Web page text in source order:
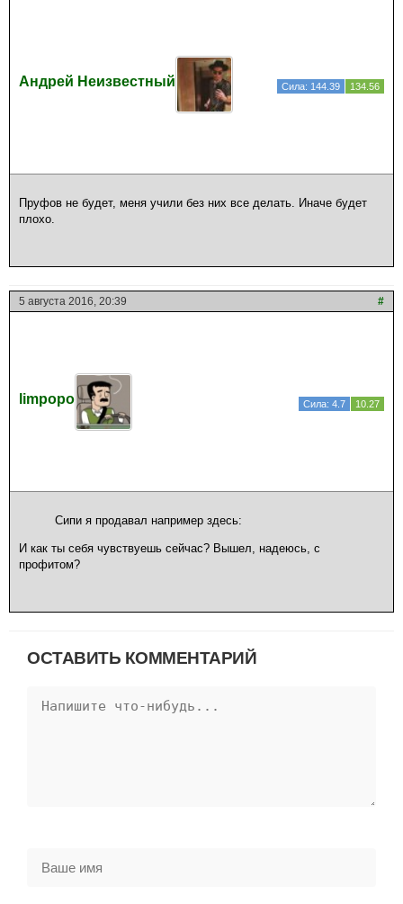
Андрей Неизвестный Сила: 144.39 134.56
Пруфов не будет, меня учили без них все делать. Иначе будет
плохо.
5 августа 2016, 20:39 #
limpopo Сила: 4.7 10.27
Сипи я продавал например здесь:
И как ты себя чувствуешь сейчас? Вышел, надеюсь, с
профитом?
ОСТАВИТЬ КОММЕНТАРИЙ